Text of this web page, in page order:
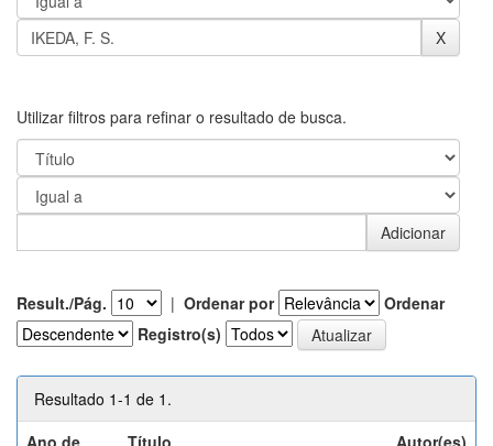
Utilizar filtros para refinar o resultado de busca.
Result./Pág. | Ordenar por
Ordenar
Registro(s)
Resultado 1-1 de 1.
Ano de
Título Autor(es)